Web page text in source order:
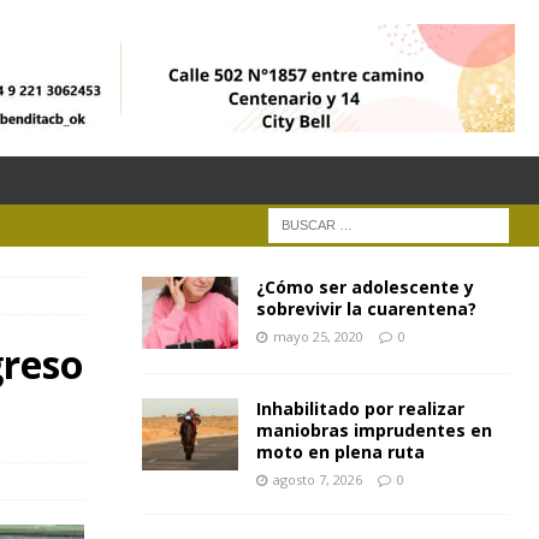
¿Cómo ser adolescente y
sobrevivir la cuarentena?
mayo 25, 2020 0
Inhabilitado por realizar
maniobras imprudentes en
moto en plena ruta
agosto 7, 2026 0